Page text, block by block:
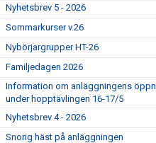
Nyhetsbrev 5 - 2026
Sommarkurser v.26
Nybörjargrupper HT-26
Familjedagen 2026
Information om anläggningens
under hopptävlingen 16-17/5
Nyhetsbrev 4 - 2026
Snorig häst på anläggningen